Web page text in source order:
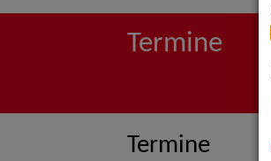
Termine
Termine